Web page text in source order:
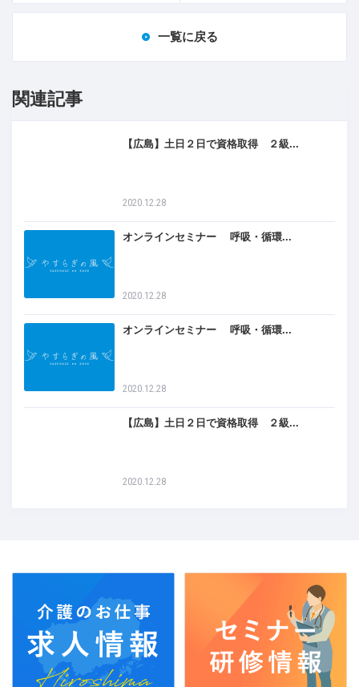
一覧に戻る
関連記事
【広島】土日２日で資格取得 ２級...
2020.12.28
オンラインセミナー 呼吸・循環...
2020.12.28
オンラインセミナー 呼吸・循環...
2020.12.28
【広島】土日２日で資格取得 ２級...
2020.12.28